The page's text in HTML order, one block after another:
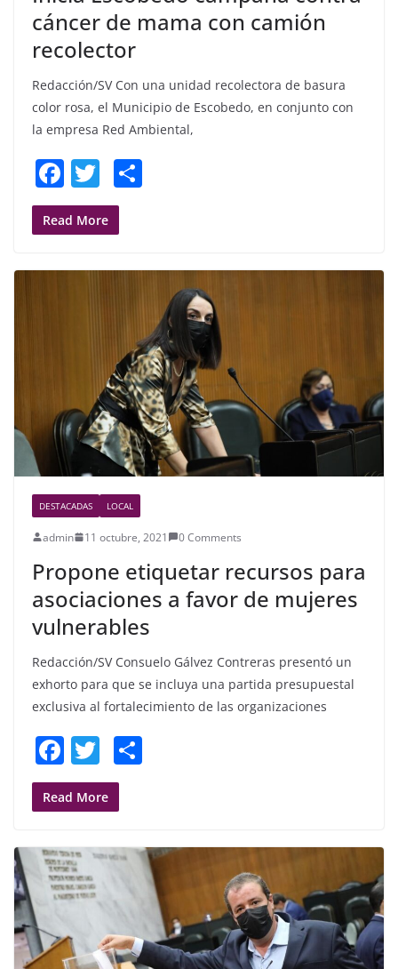
cáncer de mama con camión
recolector
Redacción/SV Con una unidad recolectora de basura
color rosa, el Municipio de Escobedo, en conjunto con
la empresa Red Ambiental,
F
a
c
T
w
itt
Read More
DESTACADAS LOCAL
admin 11 octubre, 2021 0 Comments
Propone etiquetar recursos para
asociaciones a favor de mujeres
vulnerables
Redacción/SV Consuelo Gálvez Contreras presentó un
exhorto para que se incluya una partida presupuestal
exclusiva al fortalecimiento de las organizaciones
F
a
c
b
o
k
T
w
itt
Read More